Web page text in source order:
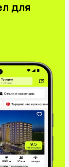
для